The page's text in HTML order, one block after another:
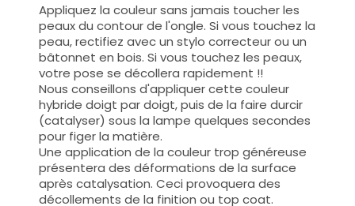
Appliquez la couleur sans jamais toucher les
peaux du contour de l'ongle. Si vous touchez la
peau, rectifiez avec un stylo correcteur ou un
bâtonnet en bois. Si vous touchez les peaux,
votre pose se décollera rapidement !!
Nous conseillons d'appliquer cette couleur
hybride doigt par doigt, puis de la faire durcir
(catalyser) sous la lampe quelques secondes
pour figer la matière.
Une application de la couleur trop généreuse
présentera des déformations de la surface
après catalysation. Ceci provoquera des
décollements de la finition ou top coat.